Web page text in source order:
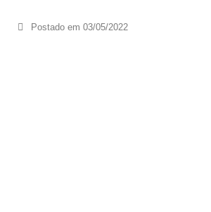
Postado em 03/05/2022